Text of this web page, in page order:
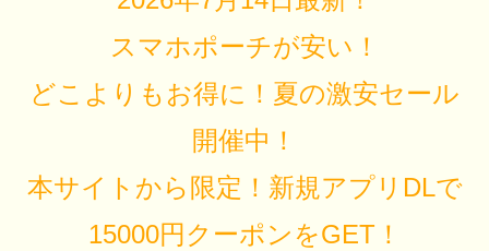
スマホポーチが安い！
どこよりもお得に！夏の激安セール
開催中！
本サイトから限定！新規アプリDLで
15000円クーポンをGET！